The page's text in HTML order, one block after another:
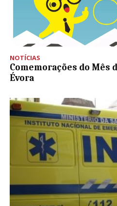
NOTÍCIAS
Comemorações do Mês
Évora